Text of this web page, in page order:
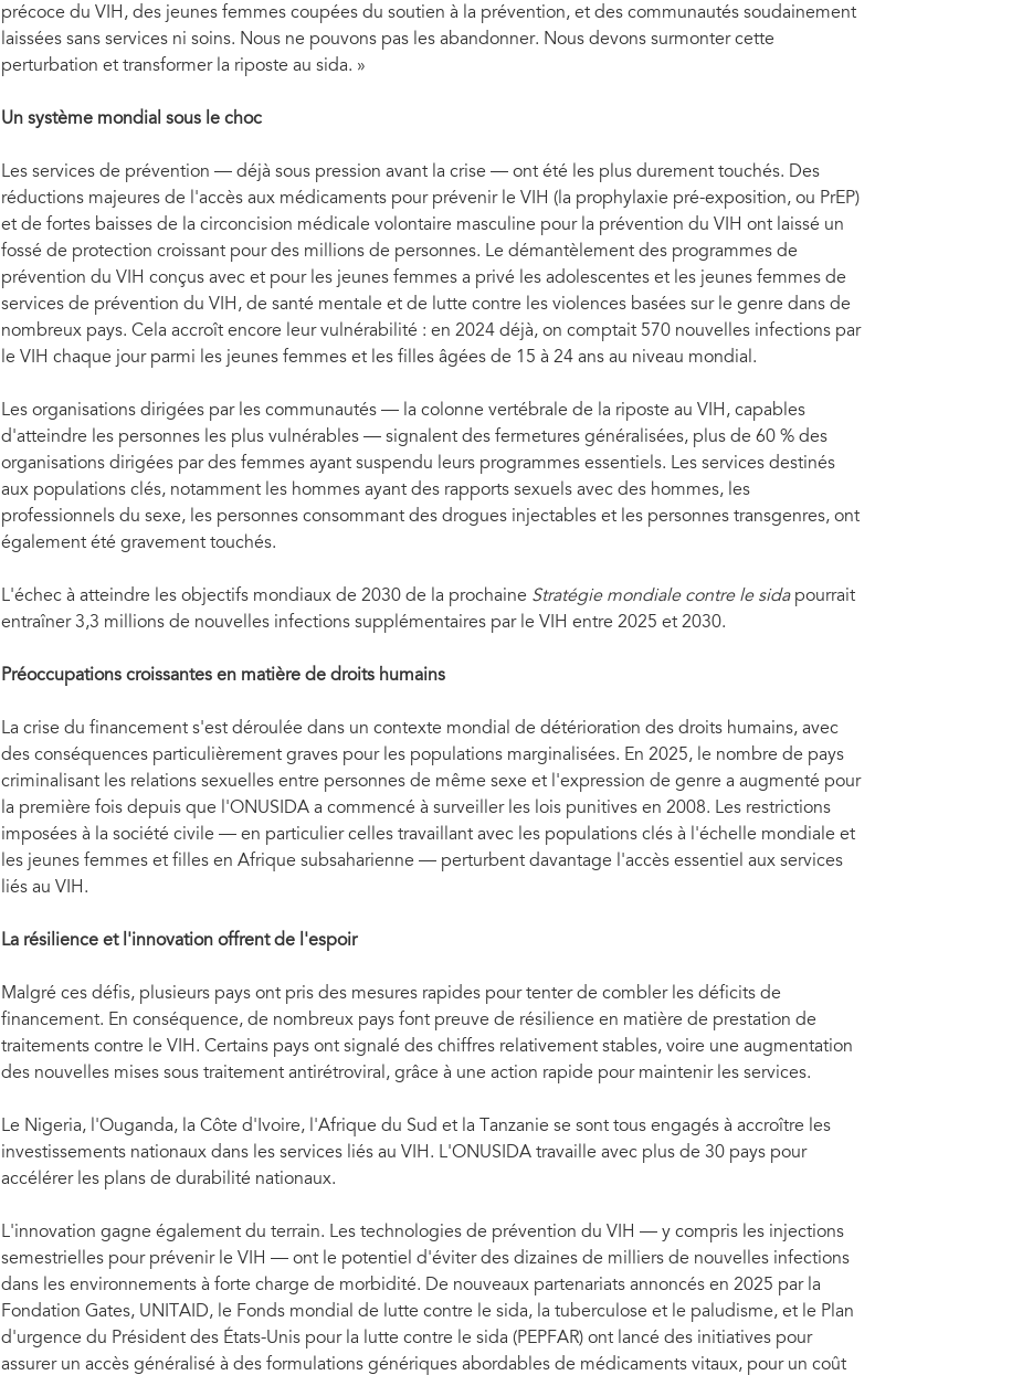
précoce du VIH, des jeunes femmes coupées du soutien à la prévention, et des communautés soudainement
laissées sans services ni soins. Nous ne pouvons pas les abandonner. Nous devons surmonter cette
perturbation et transformer la riposte au sida. »
Un système mondial sous le choc
Les services de prévention — déjà sous pression avant la crise — ont été les plus durement touchés. Des
réductions majeures de l'accès aux médicaments pour prévenir le VIH (la prophylaxie pré-exposition, ou PrEP)
et de fortes baisses de la circoncision médicale volontaire masculine pour la prévention du VIH ont laissé un
fossé de protection croissant pour des millions de personnes. Le démantèlement des programmes de
prévention du VIH conçus avec et pour les jeunes femmes a privé les adolescentes et les jeunes femmes de
services de prévention du VIH, de santé mentale et de lutte contre les violences basées sur le genre dans de
nombreux pays. Cela accroît encore leur vulnérabilité : en 2024 déjà, on comptait 570 nouvelles infections par
le VIH chaque jour parmi les jeunes femmes et les filles âgées de 15 à 24 ans au niveau mondial.
Les organisations dirigées par les communautés — la colonne vertébrale de la riposte au VIH, capables
d'atteindre les personnes les plus vulnérables — signalent des fermetures généralisées, plus de 60 % des
organisations dirigées par des femmes ayant suspendu leurs programmes essentiels. Les services destinés
aux populations clés, notamment les hommes ayant des rapports sexuels avec des hommes, les
professionnels du sexe, les personnes consommant des drogues injectables et les personnes transgenres, ont
également été gravement touchés.
L'échec à atteindre les objectifs mondiaux de 2030 de la prochaine Stratégie mondiale contre le sidapourrait
entraîner 3,3 millions de nouvelles infections supplémentaires par le VIH entre 2025 et 2030.
Préoccupations croissantes en matière de droits humains
La crise du financement s'est déroulée dans un contexte mondial de détérioration des droits humains, avec
des conséquences particulièrement graves pour les populations marginalisées. En 2025, le nombre de pays
criminalisant les relations sexuelles entre personnes de même sexe et l'expression de genre a augmenté pour
la première fois depuis que l'ONUSIDA a commencé à surveiller les lois punitives en 2008. Les restrictions
imposées à la société civile — en particulier celles travaillant avec les populations clés à l'échelle mondiale et
les jeunes femmes et filles en Afrique subsaharienne — perturbent davantage l'accès essentiel aux services
liés au VIH.
La résilience et l'innovation offrent de l'espoir
Malgré ces défis, plusieurs pays ont pris des mesures rapides pour tenter de combler les déficits de
financement. En conséquence, de nombreux pays font preuve de résilience en matière de prestation de
traitements contre le VIH. Certains pays ont signalé des chiffres relativement stables, voire une augmentation
des nouvelles mises sous traitement antirétroviral, grâce à une action rapide pour maintenir les services.
Le Nigeria, l'Ouganda, la Côte d'Ivoire, l'Afrique du Sud et la Tanzanie se sont tous engagés à accroître les
investissements nationaux dans les services liés au VIH. L'ONUSIDA travaille avec plus de 30 pays pour
accélérer les plans de durabilité nationaux.
L'innovation gagne également du terrain. Les technologies de prévention du VIH — y compris les injections
semestrielles pour prévenir le VIH — ont le potentiel d'éviter des dizaines de milliers de nouvelles infections
dans les environnements à forte charge de morbidité. De nouveaux partenariats annoncés en 2025 par la
Fondation Gates, UNITAID, le Fonds mondial de lutte contre le sida, la tuberculose et le paludisme, et le Plan
d'urgence du Président des États-Unis pour la lutte contre le sida (PEPFAR) ont lancé des initiatives pour
assurer un accès généralisé à des formulations génériques abordables de médicaments vitaux, pour un coût